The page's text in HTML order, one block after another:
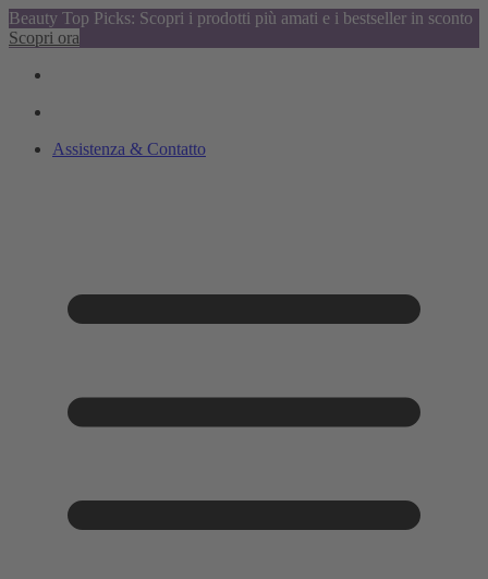
Beauty Top Picks: Scopri i prodotti più amati e i bestseller in sconto
Scopri ora
Assistenza & Contatto